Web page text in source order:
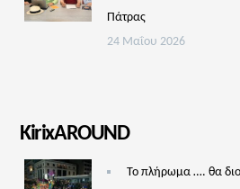
Πάτρας
24 Μαΐου 2026
KirixAROUND
Το πλήρωμα …. θα